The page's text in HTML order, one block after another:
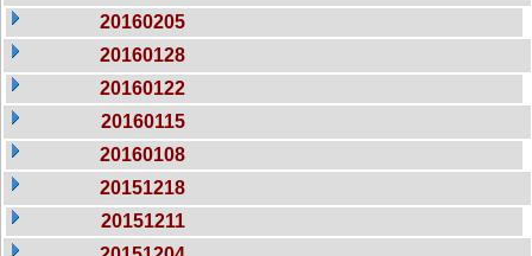
20160205
20160128
20160122
20160115
20160108
20151218
20151211